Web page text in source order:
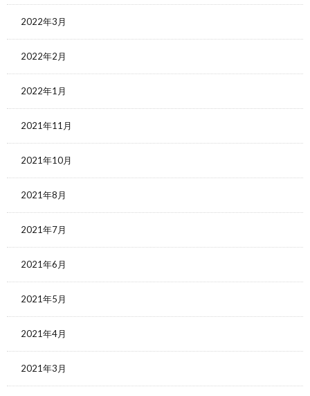
2022年3月
2022年2月
2022年1月
2021年11月
2021年10月
2021年8月
2021年7月
2021年6月
2021年5月
2021年4月
2021年3月